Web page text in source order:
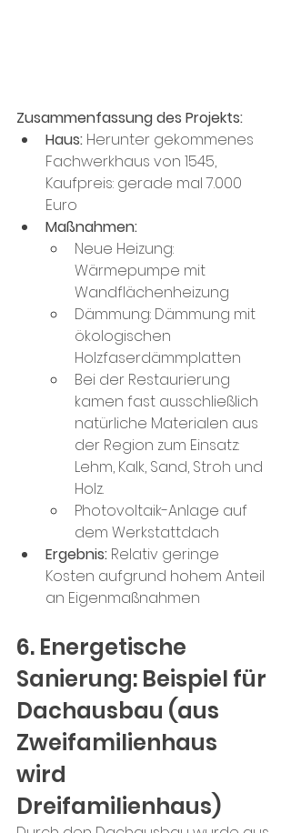
Zusammenfassung des Projekts:
Haus: Herunter gekommenes
Fachwerkhaus von 1545,
Kaufpreis: gerade mal 7.000
Euro
Maßnahmen:
Neue Heizung:
Wärmepumpe mit
Wandflächenheizung
Dämmung: Dämmung mit
ökologischen
Holzfaserdämmplatten
Bei der Restaurierung
kamen fast ausschließlich
natürliche Materialen aus
der Region zum Einsatz:
Lehm, Kalk, Sand, Stroh und
Holz.
Photovoltaik-Anlage auf
dem Werkstattdach
Ergebnis: Relativ geringe
Kosten aufgrund hohem Anteil
an Eigenmaßnahmen
6. Energetische
Sanierung: Beispiel für
Dachausbau (aus
Zweifamilienhaus
wird
Dreifamilienhaus)